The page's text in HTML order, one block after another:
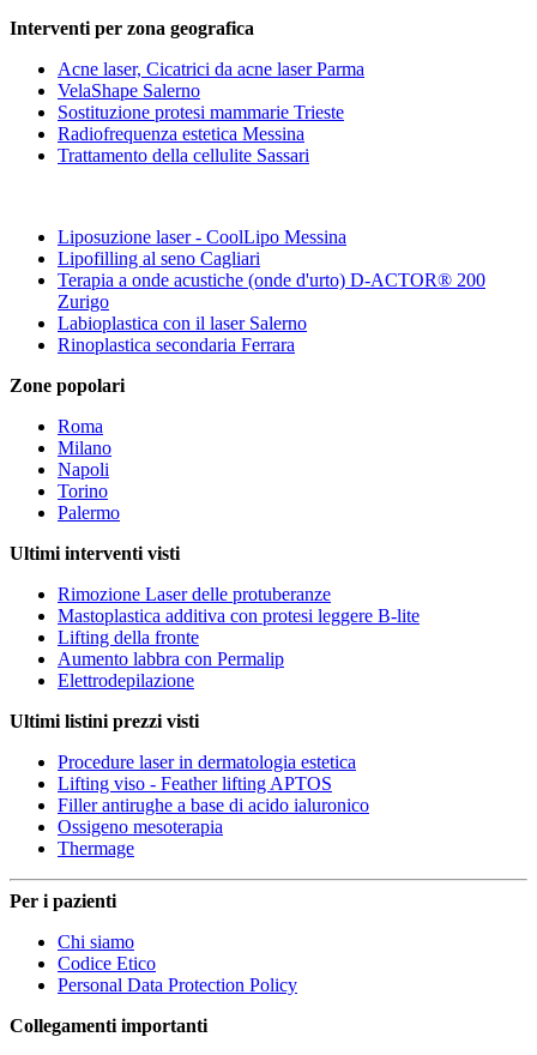
Interventi per zona geografica
Acne laser, Cicatrici da acne laser Parma
VelaShape Salerno
Sostituzione protesi mammarie Trieste
Radiofrequenza estetica Messina
Trattamento della cellulite Sassari
Liposuzione laser - CoolLipo Messina
Lipofilling al seno Cagliari
Terapia a onde acustiche (onde d'urto) D-ACTOR® 200
Zurigo
Labioplastica con il laser Salerno
Rinoplastica secondaria Ferrara
Zone popolari
Roma
Milano
Napoli
Torino
Palermo
Ultimi interventi visti
Rimozione Laser delle protuberanze
Mastoplastica additiva con protesi leggere B-lite
Lifting della fronte
Aumento labbra con Permalip
Elettrodepilazione
Ultimi listini prezzi visti
Procedure laser in dermatologia estetica
Lifting viso - Feather lifting APTOS
Filler antirughe a base di acido ialuronico
Ossigeno mesoterapia
Thermage
Per i pazienti
Chi siamo
Codice Etico
Personal Data Protection Policy
Collegamenti importanti